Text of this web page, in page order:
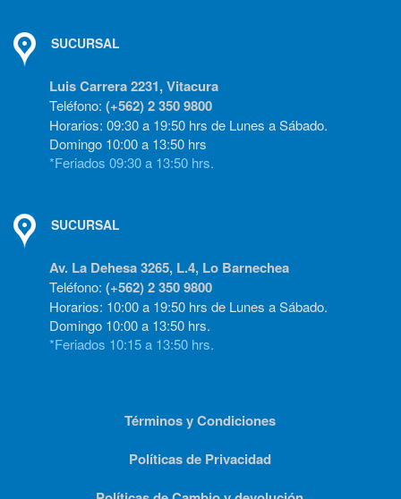
SUCURSAL
Luis Carrera 2231, Vitacura
Teléfono: (+562) 2 350 9800
Horarios: 09:30 a 19:50 hrs de Lunes a Sábado.
Domingo 10:00 a 13:50 hrs
*Feriados 09:30 a 13:50 hrs.
SUCURSAL
Av. La Dehesa 3265, L.4, Lo Barnechea
Teléfono: (+562) 2 350 9800
Horarios: 10:00 a 19:50 hrs de Lunes a Sábado.
Domingo 10:00 a 13:50 hrs.
*Feriados 10:15 a 13:50 hrs.
Términos y Condiciones
Políticas de Privacidad